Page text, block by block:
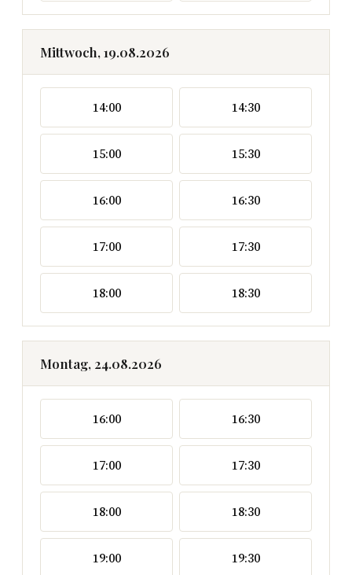
Mittwoch, 19.08.2026
14:00 14:30
15:00 15:30
16:00 16:30
17:00 17:30
18:00 18:30
Montag, 24.08.2026
16:00 16:30
17:00 17:30
18:00 18:30
19:00 19:30